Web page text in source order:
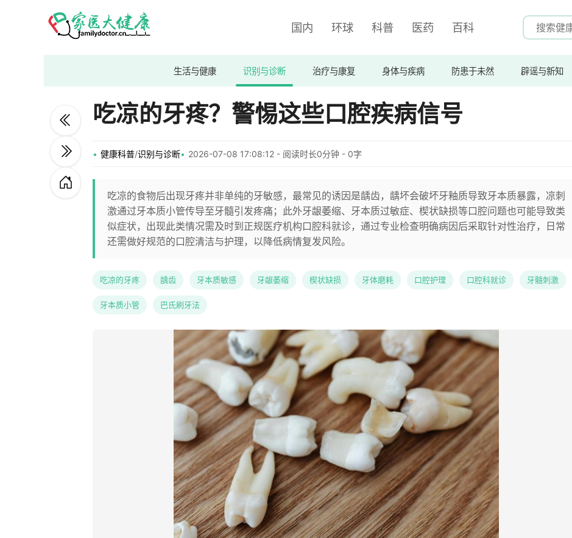
国内 环球 科普 医药 百科
生活与健康 识别与诊断 治疗与康复 身体与疾病 防患于未然 辟谣与新知
吃凉的牙疼？警惕这些口腔疾病信号
健康科普/识别与诊断 2026-07-08 17:08:12 - 阅读时长0分钟 - 0字
吃凉的食物后出现牙疼并非单纯的牙敏感，最常见的诱因是龋齿，龋坏会破坏牙釉质导致牙本质暴露，凉刺
激通过牙本质小管传导至牙髓引发疼痛；此外牙龈萎缩、牙本质过敏症、楔状缺损等口腔问题也可能导致类
似症状，出现此类情况需及时到正规医疗机构口腔科就诊，通过专业检查明确病因后采取针对性治疗，日常
还需做好规范的口腔清洁与护理，以降低病情复发风险。
吃凉的牙疼 龋齿 牙本质敏感 牙龈萎缩 楔状缺损 牙体磨耗 口腔护理 口腔科就诊 牙髓刺激
牙本质小管 巴氏刷牙法